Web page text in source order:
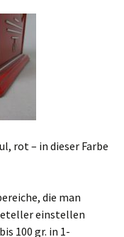
rot – in dieser Farbe
die man
einstellen
100 gr. in 1-